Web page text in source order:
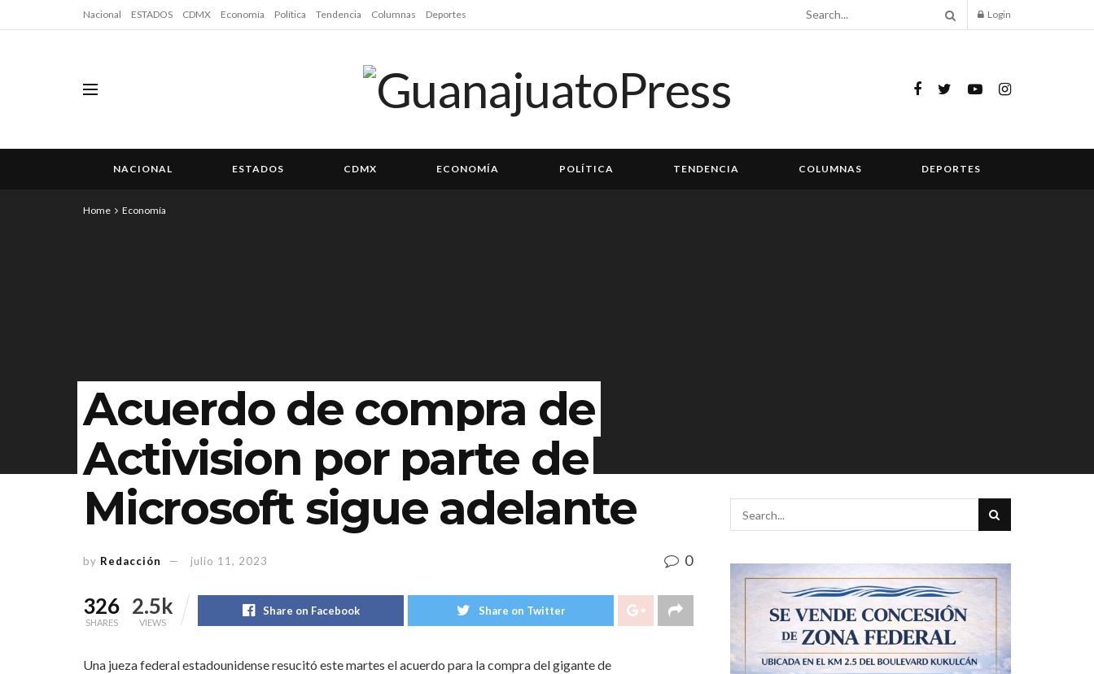
Nacional ESTADOS CDMX Economía Política Tendencia Columnas Deportes Login
NACIONAL ESTADOS CDMX ECONOMÍA POLÍTICA TENDENCIA COLUMNAS DEPORTES
Home Economía
Acuerdo de compra de
Activision por parte de
Microsoft sigue adelante
by Redacción julio 11, 2023 0
326
SHARES
2.5k
VIEWS
Share on Facebook Share on Twitter
Una jueza federal estadounidense resucitó este martes el acuerdo para la compra del gigante de